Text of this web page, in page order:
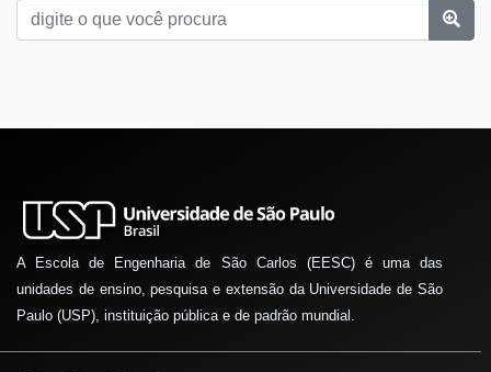
A Escola de Engenharia de São Carlos (EESC) é uma das
unidades de ensino, pesquisa e extensão da Universidade de São
Paulo (USP), instituição pública e de padrão mundial.